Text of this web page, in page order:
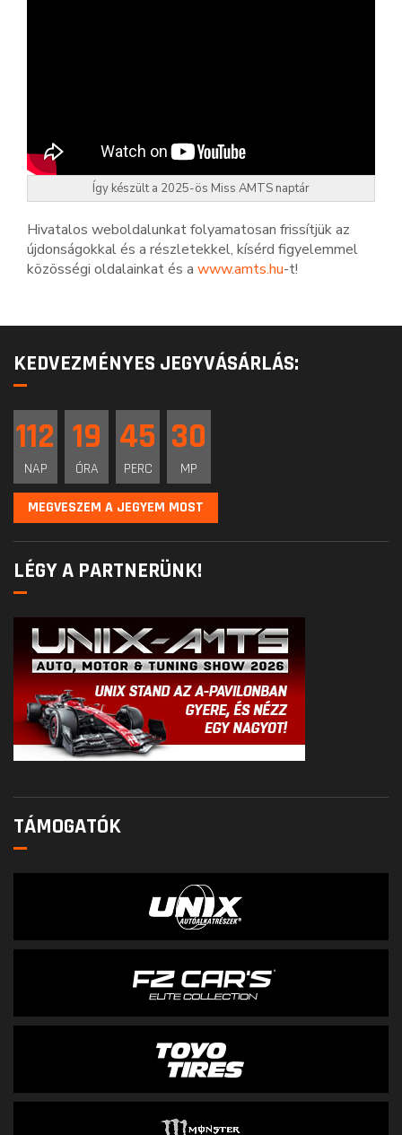
Így készült a 2025-ös Miss AMTS naptár
Hivatalos weboldalunkat folyamatosan frissítjük az
újdonságokkal és a részletekkel, kísérd figyelemmel
közösségi oldalainkat és a www.amts.hu-t!
KEDVEZMÉNYES JEGYVÁSÁRLÁS:
112
NAP
19
ÓRA
45
PERC
30
MP
MEGVESZEM A JEGYEM MOST
LÉGY A PARTNERÜNK!
TÁMOGATÓK